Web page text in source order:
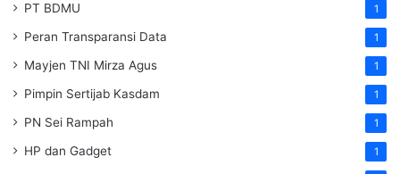
PT BDMU 1
Peran Transparansi Data 1
Mayjen TNI Mirza Agus 1
Pimpin Sertijab Kasdam 1
PN Sei Rampah 1
HP dan Gadget 1